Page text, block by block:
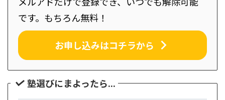
です。もちろん無料！
お申し込みはコチラから
塾選びにまよったら...